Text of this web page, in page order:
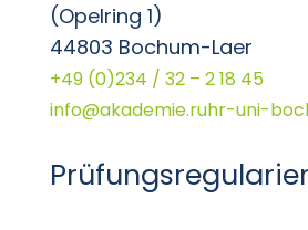
(Opelring 1)
44803 Bochum-Laer
+49 (0)234 / 32 – 2 18 45
info@akademie.ruhr-uni-